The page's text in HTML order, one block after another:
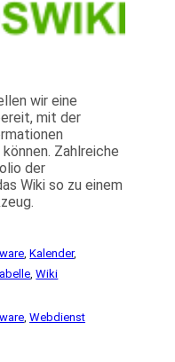
wir eine
mit der
Zahlreiche
der
Wiki so zu einem
, Kalender
, Wiki
, Webdienst